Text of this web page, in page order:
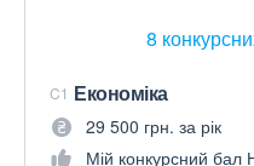
8
C1 Економіка
29 500 грн. за рік
Мій конкурсний